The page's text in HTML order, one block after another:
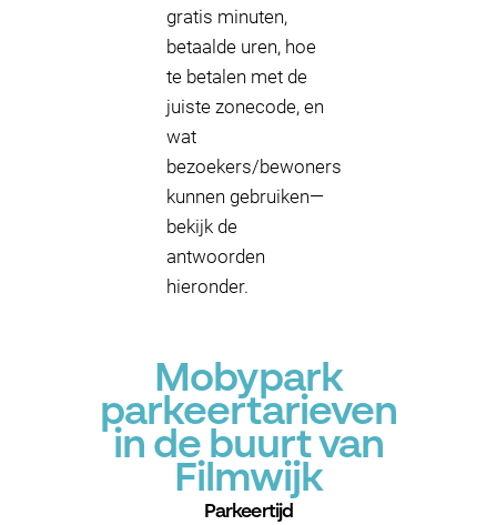
gratis minuten,
betaalde uren, hoe
te betalen met de
juiste zonecode, en
wat
bezoekers/bewoners
kunnen gebruiken—
bekijk de
antwoorden
hieronder.
Mobypark
parkeertarieven
in de buurt van
Filmwijk
Parkeertijd